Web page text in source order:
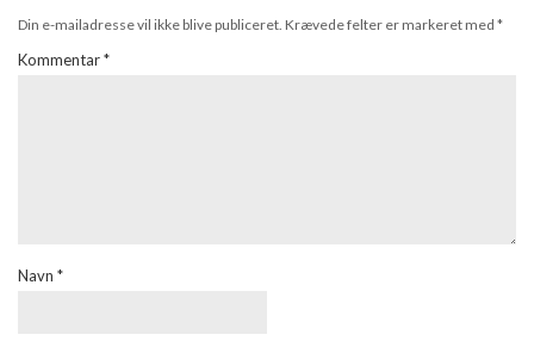
Din e-mailadresse vil ikke blive publiceret. Krævede felter er markeret med *
Kommentar*
Navn *